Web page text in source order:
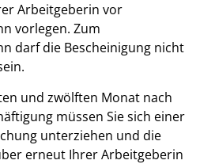
Arbeitgeberin vor
vorlegen. Zum
darf die Bescheinigung nicht
und zwölften Monat nach
müssen Sie sich einer
unterziehen und die
erneut Ihrer Arbeitgeberin